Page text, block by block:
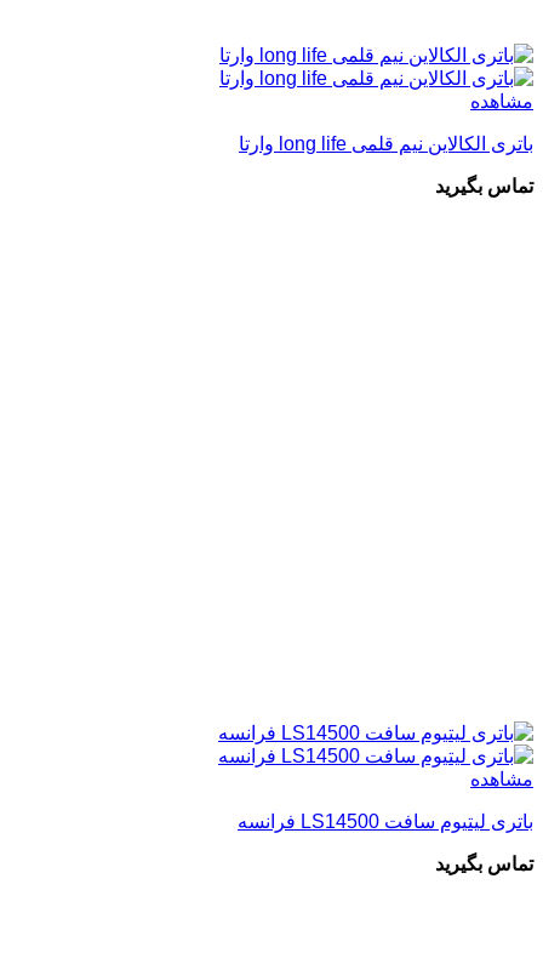
مشاهده
باتری الکالاین نیم قلمی long life وارتا
تماس بگیرید
مشاهده
باتری لیتیوم سافت LS14500 فرانسه
تماس بگیرید